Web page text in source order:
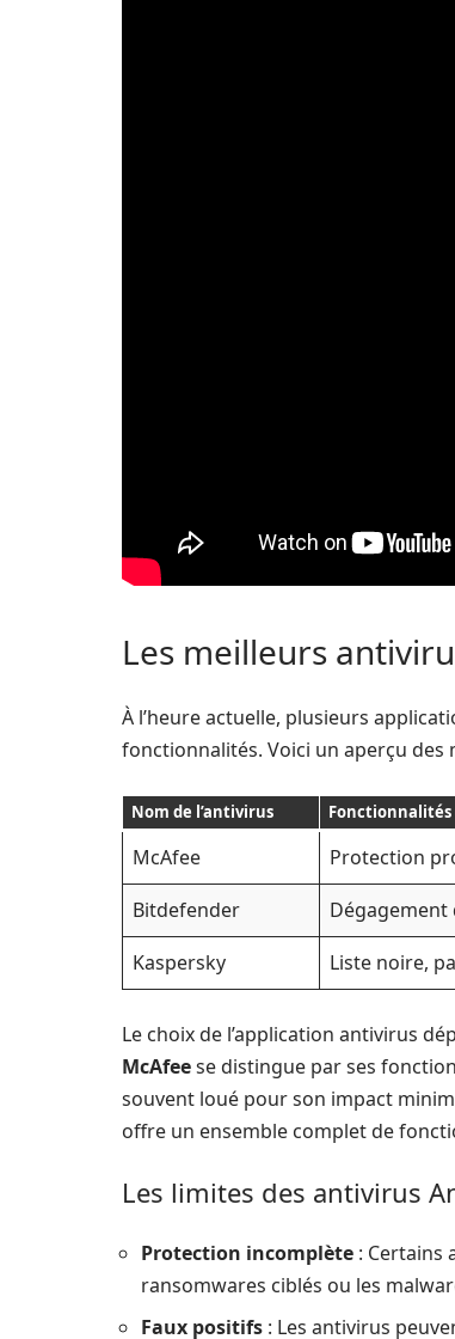
Les meilleurs
À l’heure actuelle, plusieurs
fonctionnalités. Voici un aperçu des
Nom de l’antivirus Fonctionnalités
McAfee Protection
Bitdefender
Dégagement
Kaspersky
Liste noire,
Le choix de l’application antivirus
McAfeese distingue par ses
souvent loué pour son impact
offre un ensemble complet de
Les limites des antivirus
Protection incomplète : Certains
ransomwares ciblés ou les
Faux positifs : Les antivirus